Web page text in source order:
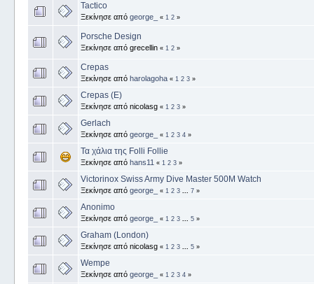
Tactico
Ξεκίνησε από george_ « 1 2»
Porsche Design
Ξεκίνησε από grecellin « 1 2»
Crepas
Ξεκίνησε από harolagoha « 1 2 3»
Crepas (E)
Ξεκίνησε από nicolasg « 1 2 3»
Gerlach
Ξεκίνησε από george_ « 1 2 3 4»
Τα χάλια της Folli Follie
Ξεκίνησε από hans11 « 1 2 3»
Victorinox Swiss Army Dive Master 500M Watch
Ξεκίνησε από george_ « 1 2 3 7»
Anonimo
Ξεκίνησε από george_ « 1 2 3 5»
Graham (London)
Ξεκίνησε από nicolasg « 1 2 3 5»
Wempe
Ξεκίνησε από george_ « 1 2 3 4»